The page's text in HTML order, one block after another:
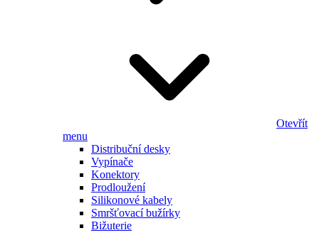
Otevřít
menu
Distribuční desky
Vypínače
Konektory
Prodloužení
Silikonové kabely
Smršťovací bužírky
Bižuterie